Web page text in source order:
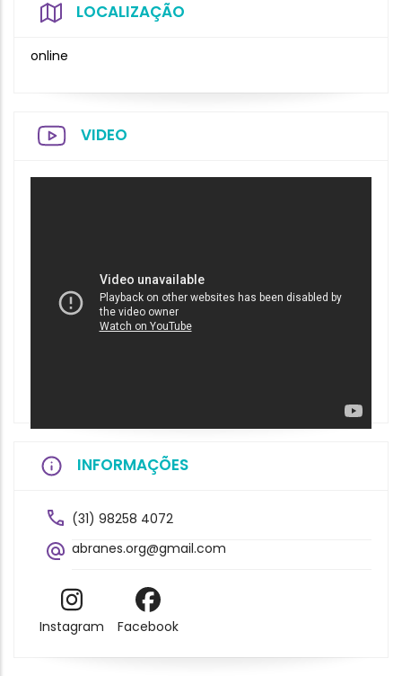
LOCALIZAÇÃO
online
VIDEO
INFORMAÇÕES
(31) 98258 4072
abranes.org@gmail.com
Instagram Facebook